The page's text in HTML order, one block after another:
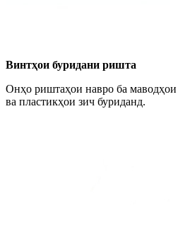
Винтҳои буридани ришта
Онҳо риштаҳои навро ба маводҳои
ва пластикҳои зич буриданд.